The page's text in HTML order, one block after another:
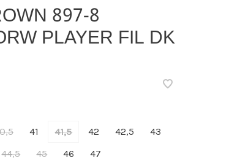
897-8
PLAYER FIL DK
41 41,5 42 42,5
43
44,5 45 46 47